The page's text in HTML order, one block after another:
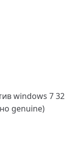
windows 7 32
genuine)